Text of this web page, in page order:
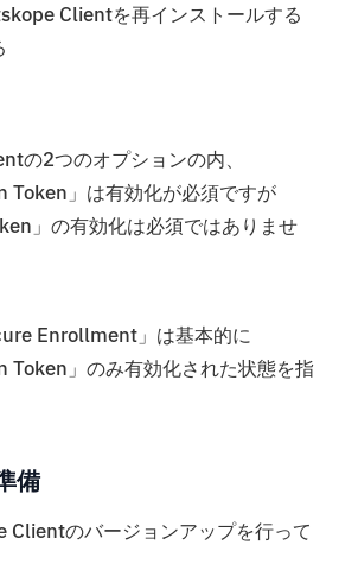
Clientを再インストールする
の2つのオプションの内、
Token」は有効化が必須ですが
」の有効化は必須ではありませ
Enrollment」は基本的に
Token」のみ有効化された状態を指
備
Clientのバージョンアップを行って